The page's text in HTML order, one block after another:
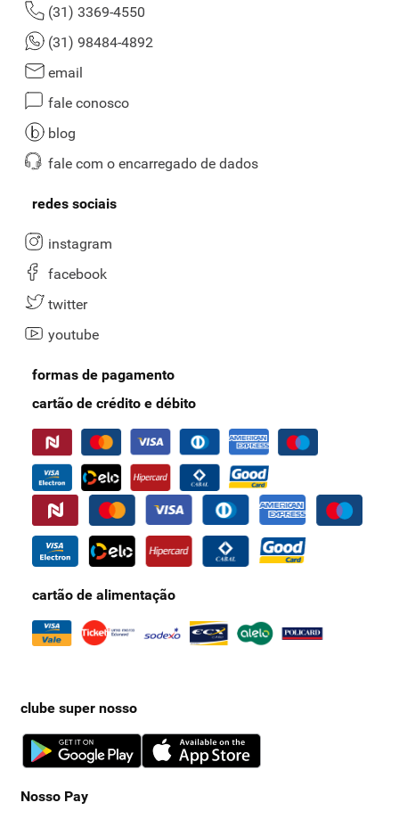
(31) 3369-4550
(31) 98484-4892
email
fale conosco
blog
fale com o encarregado de dados
redes sociais
instagram
facebook
twitter
youtube
formas de pagamento
cartão de crédito e débito
cartão de alimentação
clube super nosso
Nosso Pay